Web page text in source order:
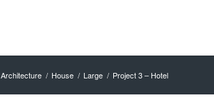
Architecture / House / Large / Project 3 – Hotel